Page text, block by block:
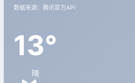
数据来源：腾讯官方API
13°
晴